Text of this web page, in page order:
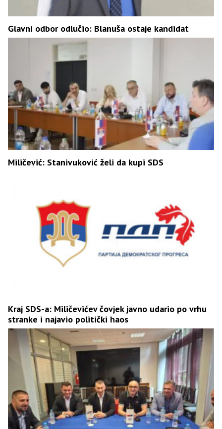
Glavni odbor odlučio: Blanuša ostaje kandidat
Miličević: Stanivuković želi da kupi SDS
Kraj SDS-a: Miličevićev čovjek javno udario po vrhu
stranke i najavio politički haos